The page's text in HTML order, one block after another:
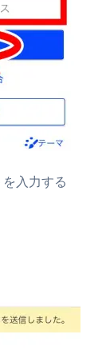
入力する